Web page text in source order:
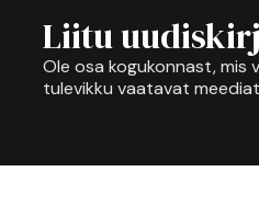
Liitu
Ole osa kogukonnast,
tulevikku vaatavat